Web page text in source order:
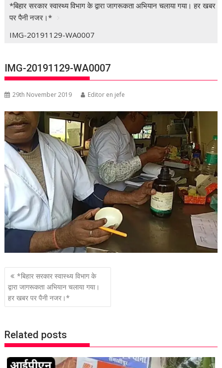
*बिहार सरकार स्वास्थ्य विभाग के द्वारा जागरूकता अभियान चलाया गया। हर खबर
पर पैनी नजर।*
IMG-20191129-WA0007
IMG-20191129-WA0007
29th November 2019 Editor en jefe
P
o
s
n
a
v
*बिहार सरकार स्वास्थ्य विभाग के
द्वारा जागरूकता अभियान चलाया गया।
हर खबर पर पैनी नजर।*
Related posts